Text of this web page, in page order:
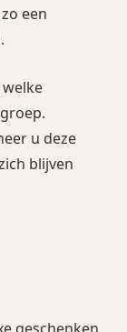
een
u deze
blijven